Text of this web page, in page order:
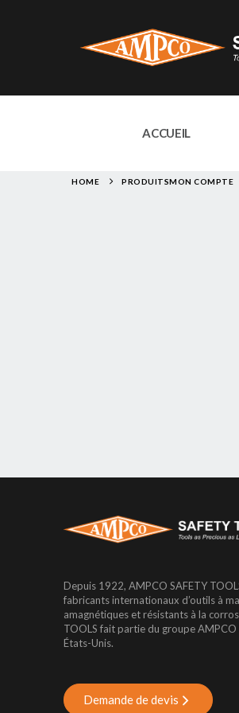
ACCUEIL
HOME PRODUITSMON COMPTE
Depuis 1922, AMPCO SAFETY
fabricants internationaux d’outils à
amagnétiques et résistants à la
TOOLS fait partie du groupe
États-Unis.
Demande de devis